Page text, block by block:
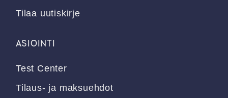
Tilaa uutiskirje
ASIOINTI
Test Center
Tilaus- ja maksuehdot